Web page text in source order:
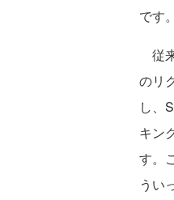
です。
従
のリ
し、
キン
す。
うい